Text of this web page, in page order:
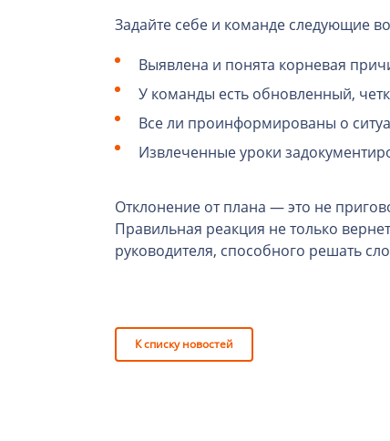
Задайте себе и команде следующие
Выявлена и понята корневая
У команды есть обновленный,
Все ли проинформированы о
Извлеченные уроки
Отклонение от плана — это не
Правильная реакция не только
руководителя, способного решать
К списку новостей